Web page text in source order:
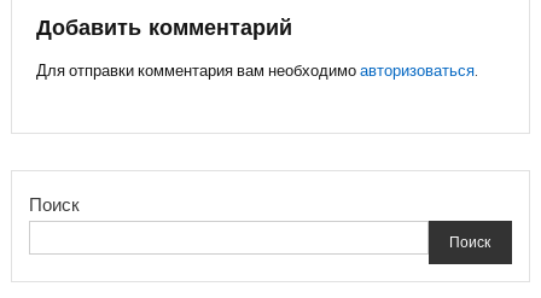
записям
Добавить комментарий
Для отправки комментария вам необходимоавторизоваться.
Поиск
Поиск